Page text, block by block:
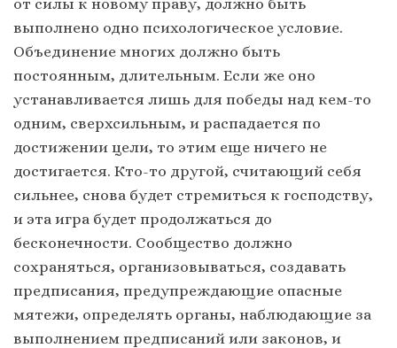
выполнено одно психологическое условие.
Объединение многих должно быть
постоянным, длительным. Если же оно
устанавливается лишь для победы над кем-то
одним, сверхсильным, и распадается по
достижении цели, то этим еще ничего не
достигается. Кто-то другой, считающий себя
сильнее, снова будет стремиться к господству,
и эта игра будет продолжаться до
бесконечности. Сообщество должно
сохраняться, организовываться, создавать
предписания, предупреждающие опасные
мятежи, определять органы, наблюдающие за
выполнением предписаний или законов, и